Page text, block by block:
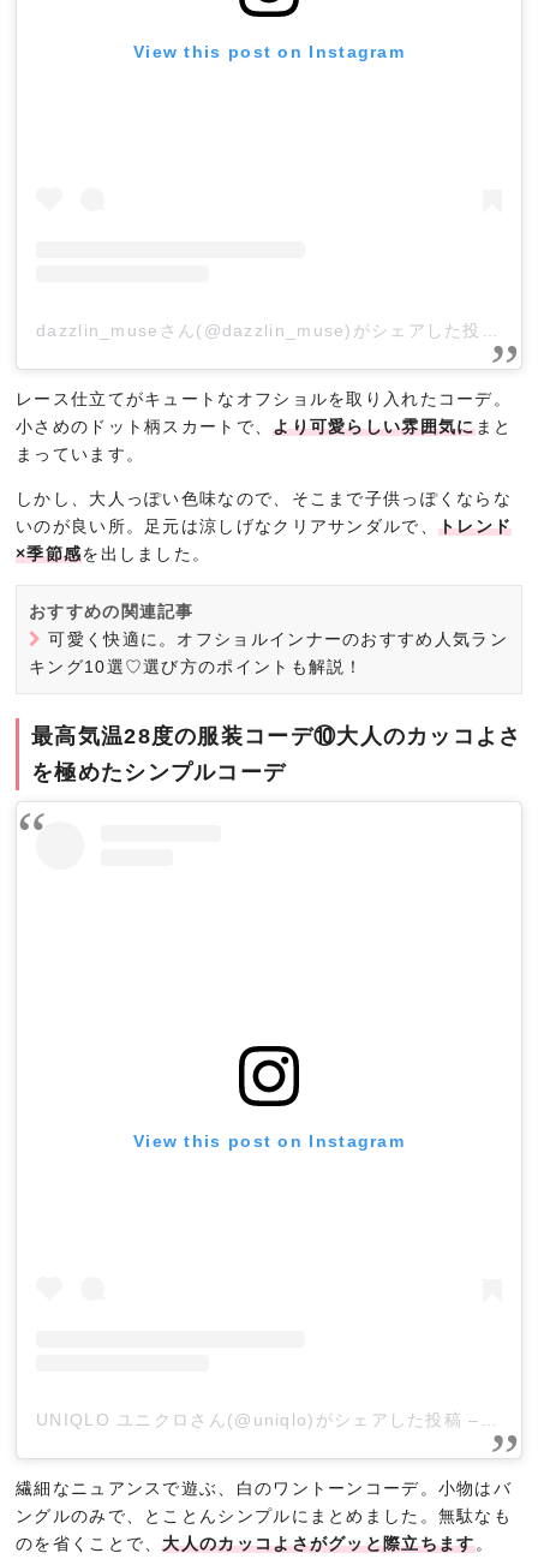
View this post on Instagram
レース仕立てがキュートなオフショルを取り入れたコーデ。
小さめのドット柄スカートで、より可愛らしい雰囲気にまと
まっています。
しかし、大人っぽい色味なので、そこまで子供っぽくならな
いのが良い所。足元は涼しげなクリアサンダルで、 トレンド
×季節感を出しました。
おすすめの関連記事
可愛く快適に。オフショルインナーのおすすめ人気ラン
キング10選♡選び方のポイントも解説！
最高気温28度の服装コーデ⑩大人のカッコよさ
を極めたシンプルコーデ
View this post on Instagram
UNIQLO ユニクロさん(@uniqlo)がシェアした投稿 –
繊細なニュアンスで遊ぶ、白のワントーンコーデ。小物はバ
ングルのみで、とことんシンプルにまとめました。無駄なも
のを省くことで、大人のカッコよさがグッと際立ちます。